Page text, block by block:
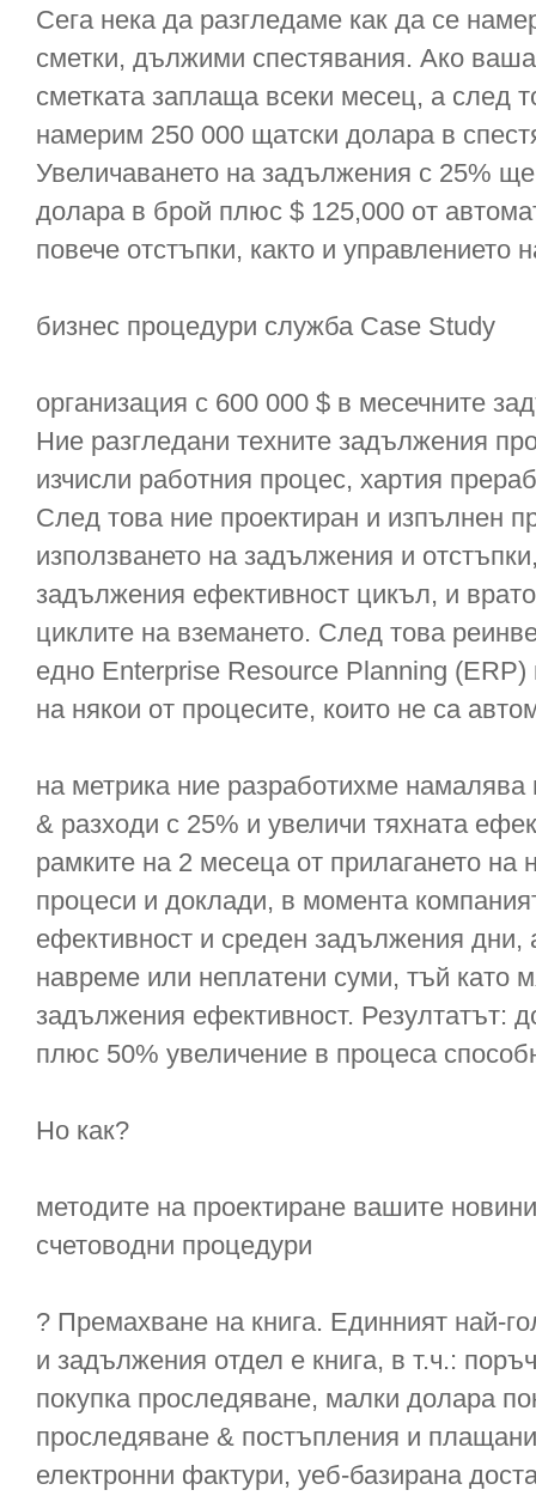
Сега нека да разгледаме как да се
сметки, дължими спестявания. Ако
сметката заплаща всеки месец, а
намерим 250 000 щатски долара в
Увеличаването на задължения с 25%
долара в брой плюс $ 125,000 от
повече отстъпки, както и управлението
бизнес процедури служба Case Study
организация с 600 000 $ в месечните
Ние разгледани техните задължения
изчисли работния процес, хартия
След това ние проектиран и изпълнен
използването на задължения и
задължения ефективност цикъл, и
циклите на вземането. След това
едно Enterprise Resource Planning (ERP)
на някои от процесите, които не са
на метрика ние разработихме
& разходи с 25% и увеличи тяхната
рамките на 2 месеца от прилагането на
процеси и доклади, в момента
ефективност и среден задължения дни,
навреме или неплатени суми, тъй като
задължения ефективност. Резултатът:
плюс 50% увеличение в процеса
Но как?
методите на проектиране вашите
счетоводни процедури
? Премахване на книга. Единният най-
и задължения отдел е книга, в т.ч.:
покупка проследяване, малки долара
проследяване & постъпления и
електронни фактури, уеб-базирана